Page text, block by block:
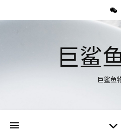
巨鲨
巨鲨鱼